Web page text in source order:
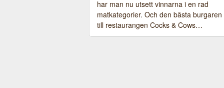
har man nu utsett vinnarna i en rad
matkategorier. Och den bästa burgaren
till restaurangen Cocks & Cows…